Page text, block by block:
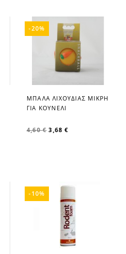
favorite_border
ΜΠΑΛΑ ΛΙΧΟΥΔΙΑΣ ΜΙΚΡΗ
ΓΙΑ ΚΟΥΝΕΛΙ
4,60 € 3,68 €
-20%
-10%